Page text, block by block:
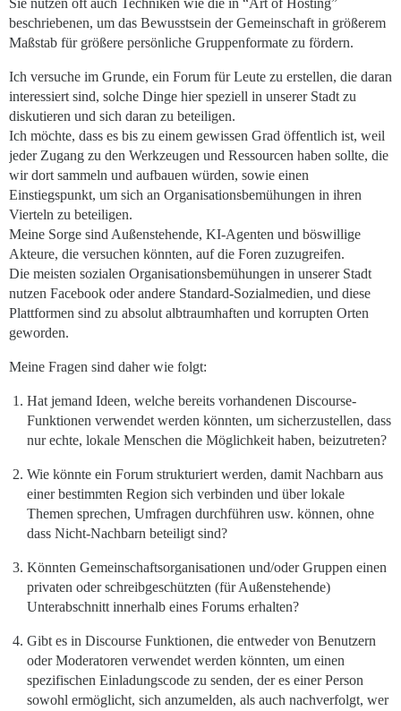
Sie nutzen oft auch Techniken wie die in “Art of Hosting”
beschriebenen, um das Bewusstsein der Gemeinschaft in größerem
Maßstab für größere persönliche Gruppenformate zu fördern.
Ich versuche im Grunde, ein Forum für Leute zu erstellen, die daran
interessiert sind, solche Dinge hier speziell in unserer Stadt zu
diskutieren und sich daran zu beteiligen.
Ich möchte, dass es bis zu einem gewissen Grad öffentlich ist, weil
jeder Zugang zu den Werkzeugen und Ressourcen haben sollte, die
wir dort sammeln und aufbauen würden, sowie einen
Einstiegspunkt, um sich an Organisationsbemühungen in ihren
Vierteln zu beteiligen.
Meine Sorge sind Außenstehende, KI-Agenten und böswillige
Akteure, die versuchen könnten, auf die Foren zuzugreifen.
Die meisten sozialen Organisationsbemühungen in unserer Stadt
nutzen Facebook oder andere Standard-Sozialmedien, und diese
Plattformen sind zu absolut albtraumhaften und korrupten Orten
geworden.
Meine Fragen sind daher wie folgt:
Hat jemand Ideen, welche bereits vorhandenen Discourse-
Funktionen verwendet werden könnten, um sicherzustellen, dass
nur echte, lokale Menschen die Möglichkeit haben, beizutreten?
Wie könnte ein Forum strukturiert werden, damit Nachbarn aus
einer bestimmten Region sich verbinden und über lokale
Themen sprechen, Umfragen durchführen usw. können, ohne
dass Nicht-Nachbarn beteiligt sind?
Könnten Gemeinschaftsorganisationen und/oder Gruppen einen
privaten oder schreibgeschützten (für Außenstehende)
Unterabschnitt innerhalb eines Forums erhalten?
Gibt es in Discourse Funktionen, die entweder von Benutzern
oder Moderatoren verwendet werden könnten, um einen
spezifischen Einladungscode zu senden, der es einer Person
sowohl ermöglicht, sich anzumelden, als auch nachverfolgt, wer